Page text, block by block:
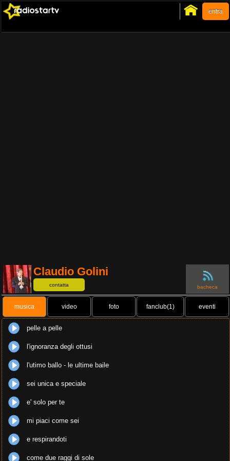
entra
Claudio Golini
contatta bacheca
musica video foto fanclub(1) eventi
pelle a pelle
l'ignoranza degli ottusi
l'utimo ballo - le ultime baile
sei unica e speciale
e' solo per te
mi piaci come sei
e respirandoti
come due raggi di sole